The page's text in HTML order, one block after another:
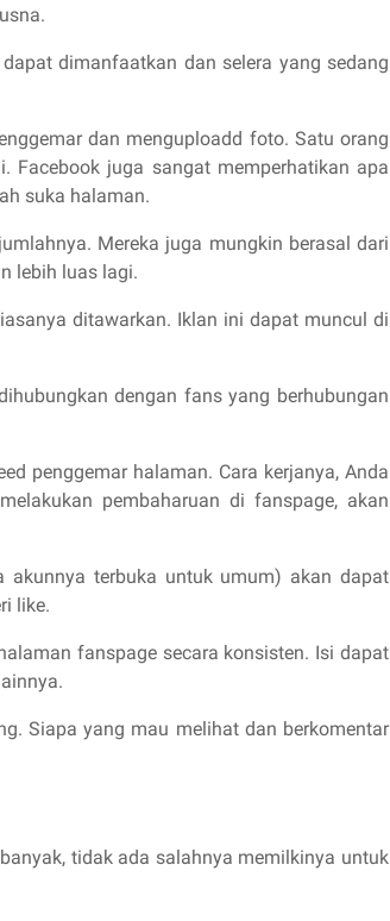
dimanfaatkan dan selera yang sedang
dan menguploadd foto. Satu orang
Facebook juga sangat memperhatikan apa
suka halaman.
Mereka juga mungkin berasal dari
lebih luas lagi.
ditawarkan. Iklan ini dapat muncul di
dengan fans yang berhubungan
penggemar halaman. Cara kerjanya, Anda
pembaharuan di fanspage, akan
akunnya terbuka untuk umum) akan dapat
like.
fanspage secara konsisten. Isi dapat
Siapa yang mau melihat dan berkomentar
tidak ada salahnya memilkinya untuk